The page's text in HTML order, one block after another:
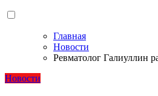
Главная
Новости
Ревматолог Галиуллин
Новости